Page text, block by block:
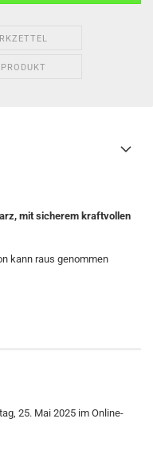
mit sicherem kraftvollen
kann raus genommen
25. Mai 2025 im Online-